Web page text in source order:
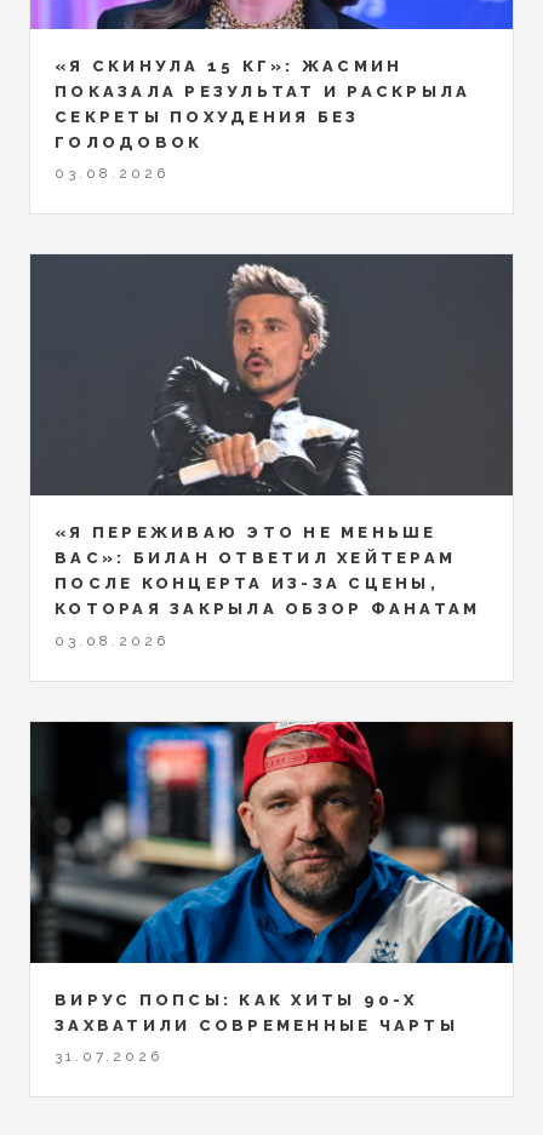
«Я СКИНУЛА 15 КГ»: ЖАСМИН
ПОКАЗАЛА РЕЗУЛЬТАТ И РАСКРЫЛА
СЕКРЕТЫ ПОХУДЕНИЯ БЕЗ
ГОЛОДОВОК
03.08.2026
«Я ПЕРЕЖИВАЮ ЭТО НЕ МЕНЬШЕ
ВАС»: БИЛАН ОТВЕТИЛ ХЕЙТЕРАМ
ПОСЛЕ КОНЦЕРТА ИЗ-ЗА СЦЕНЫ,
КОТОРАЯ ЗАКРЫЛА ОБЗОР ФАНАТАМ
03.08.2026
ВИРУС ПОПСЫ: КАК ХИТЫ 90-Х
ЗАХВАТИЛИ СОВРЕМЕННЫЕ ЧАРТЫ
31.07.2026